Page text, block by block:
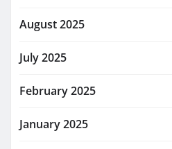
August 2025
July 2025
February 2025
January 2025